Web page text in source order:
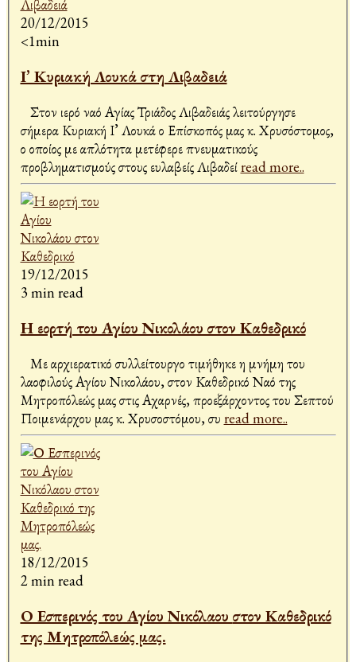
20/12/2015
<1min
Ι’ Κυριακή Λουκά στη Λιβαδειά
Στον ιερό ναό Αγίας Τριάδος Λιβαδειάς λειτούργησε
σήμερα Κυριακή Ι’ Λουκά ο Επίσκοπός μας κ. Χρυσόστομος,
ο οποίος με απλότητα μετέφερε πνευματικούς
προβληματισμούς στους ευλαβείς Λιβαδείread more..
19/12/2015
3 min read
Η εορτή του Αγίου Νικολάου στον Καθεδρικό
Με αρχιερατικό συλλείτουργο τιμήθηκε η μνήμη του
λαοφιλούς Αγίου Νικολάου, στον Καθεδρικό Ναό της
Μητροπόλεώς μας στις Αχαρνές, προεξάρχοντος του Σεπτού
Ποιμενάρχου μας κ. Χρυσοστόμου, συ read more..
18/12/2015
2 min read
Ο Εσπερινός του Αγίου Νικόλαου στον Καθεδρικό
της Μητροπόλεώς μας.